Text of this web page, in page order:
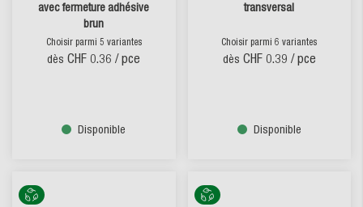
avec fermeture adhésive
brun
Choisir parmi 5 variantes
dès CHF 0.36 / pce
Disponible
transversal
Choisir parmi 6 variantes
dès CHF 0.39 / pce
Disponible